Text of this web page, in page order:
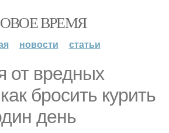
ВРЕМЯ
новости статьи
от вредных
бросить курить
день